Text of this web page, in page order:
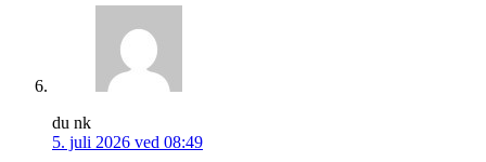
du nk
5. juli 2026 ved 08:49